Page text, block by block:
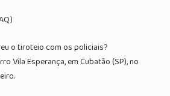
o tiroteio com os policiais?
Vila Esperança, em Cubatão (SP), no